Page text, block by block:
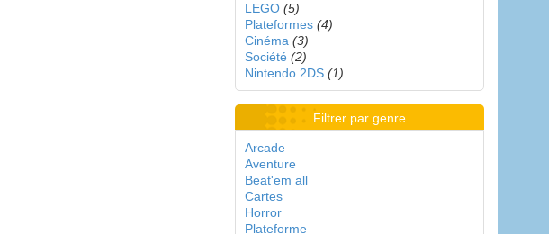
LEGO (5)
Plateformes (4)
Cinéma (3)
Société (2)
Nintendo 2DS (1)
Filtrer par genre
Arcade
Aventure
Beat'em all
Cartes
Horror
Plateforme